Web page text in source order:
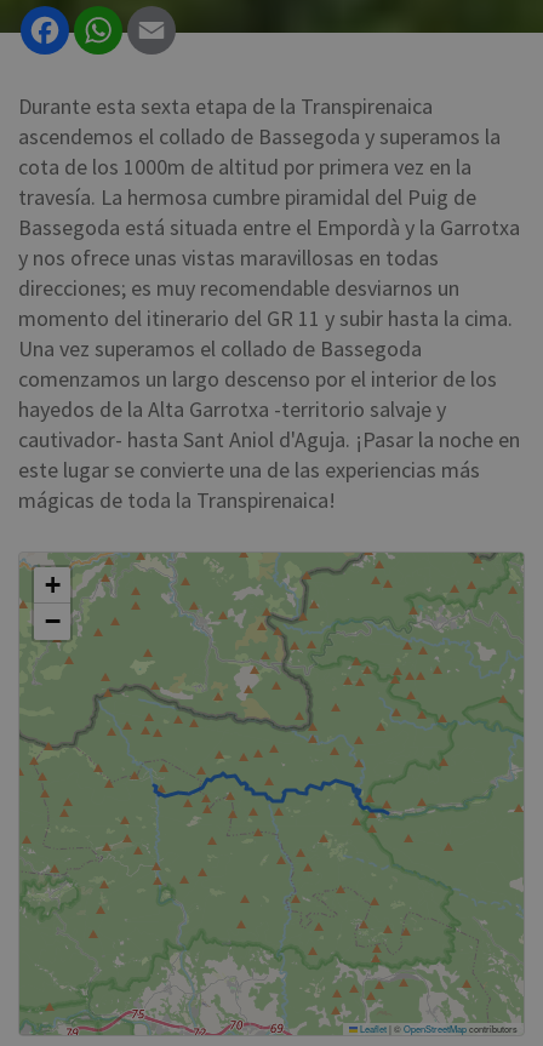
FacebookWhatsApp
Durante esta sexta etapa de la Transpirenaica
ascendemos el collado de Bassegoda y superamos la
cota de los 1000m de altitud por primera vez en la
travesía. La hermosa cumbre piramidal del Puig de
Bassegoda está situada entre el Empordà y la Garrotxa
y nos ofrece unas vistas maravillosas en todas
direcciones; es muy recomendable desviarnos un
momento del itinerario del GR 11 y subir hasta la cima.
Una vez superamos el collado de Bassegoda
comenzamos un largo descenso por el interior de los
hayedos de la Alta Garrotxa -territorio salvaje y
cautivador- hasta Sant Aniol d'Aguja. ¡Pasar la noche en
este lugar se convierte una de las experiencias más
mágicas de toda la Transpirenaica!
+
−
Leaflet| ©OpenStreetMapcontributors